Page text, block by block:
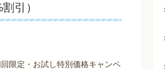
引）
限定・お試し特別価格キャンペ